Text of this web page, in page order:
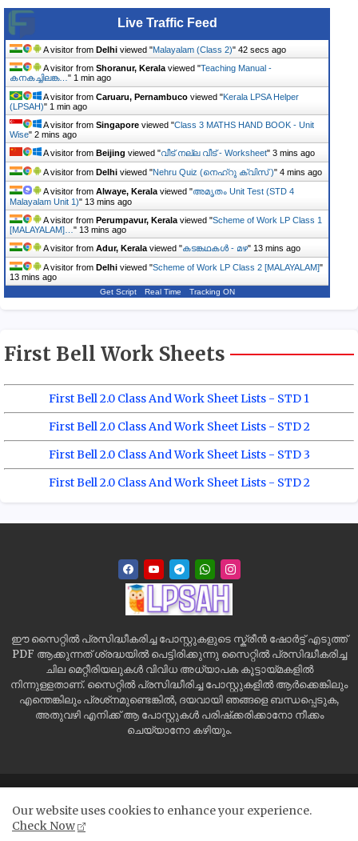
Live Traffic Feed
A visitor from Delhi viewed "Malayalam (Class 2)" 43 secs ago
A visitor from Shoranur, Kerala viewed "Teaching Manual -
കനകച്ചിലങ്ക… " 1 min ago
A visitor from Caruaru, Pernambuco viewed "Kerala LPSA Helper
(LPSAH)" 1 min ago
A visitor from Singapore viewed "Class 3 MATHS HAND BOOK - Unit
Wise" 2 mins ago
A visitor from Beijing viewed "വീട് നല്ല വീട് - Worksheet" 3 mins ago
A visitor from Delhi viewed "Nehru Quiz (നെഹ്‌റു ക്വിസ് )" 4 mins ago
A visitor from Alwaye, Kerala viewed "അമൃതം Unit Test (STD 4
Malayalam Unit 1)" 13 mins ago
A visitor from Perumpavur, Kerala viewed "Scheme of Work LP Class 1
[MALAYALAM]… " 13 mins ago
A visitor from Adur, Kerala viewed "കടങ്കഥകൾ - മഴ" 13 mins ago
A visitor from Delhi viewed "Scheme of Work LP Class 2 [MALAYALAM]"
13 mins ago
Get Script Real Time Tracking ON
First Bell Work Sheets
First Bell 2.0 Class And Work Sheet Lists - STD 1
First Bell 2.0 Class And Work Sheet Lists - STD 2
First Bell 2.0 Class And Work Sheet Lists - STD 3
First Bell 2.0 Class And Work Sheet Lists - STD 2
ഈ സൈറ്റിൽ പ്രസിദ്ധീകരിച്ച പോസ്റ്റുകളുടെ സ്ക്രീൻ ഷോർട്ട് എടുത്ത്
PDF ആക്കുന്നത് ശ്രദ്ധയിൽ പെട്ടിരിക്കുന്നു സൈറ്റിൽ പ്രസിദ്ധീകരിച്ച
ചില മെറ്റീരിയലുകൾ വിവിധ അധ്യാപക കൂട്ടായ്മകളിൽ
നിന്നുള്ളതാണ്. സൈറ്റിൽ പ്രസിദ്ധീരിച്ച പോസ്റ്റുകളിൽ ആർക്കെങ്കിലും
എന്തെങ്കിലും പ്രശ്‌നമുണ്ടെങ്കിൽ, ദയവായി ഞങ്ങളെ ബന്ധപ്പെടുക,
അതുവഴി എനിക്ക് ആ പോസ്റ്റുകൾ പരിഷ്‌ക്കരിക്കാനോ നീക്കം
ചെയ്യാനോ കഴിയും.
Disclaimer
Our website uses cookies to enhance your experience.
Check Now